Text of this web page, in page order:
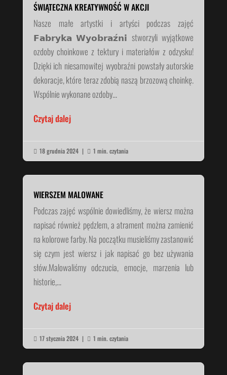
ŚWIĄTECZNA KREATYWNOŚĆ W AKCJI
Nasze małe artystki i artyści podczas zajęć
𝗙𝗮𝗯𝗿𝘆𝗸𝗮 𝗪𝘆𝗼𝗯𝗿𝗮𝘇́𝗻𝗶 stworzyli wyjątkowe
ozdoby choinkowe z tektury i materiałów z odzysku!
Dzięki ich niesamowitej wyobraźni powstały autorskie
dekoracje, które teraz zdobią naszą brzozową choinkę.
Wspólnie wykonane ozdoby...
Czytaj dalej
 18 grudnia 2024 |  1 min. czytania
WIERSZEM MALOWANE
Podczas zajęć wspólnie dowiedliśmy, że wiersz można
napisać również pędzlem, a atrament można zamienić
na kolorowe farby. Na początku musieliśmy zastanowić
się czym jest wiersz i jak napisać go bez używania
słów.Malowaliśmy odczucia, emocje, marzenia lub
historie,...
Czytaj dalej
 17 stycznia 2024 |  1 min. czytania